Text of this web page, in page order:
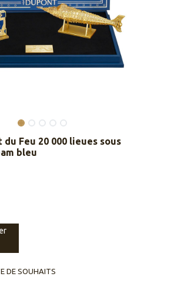
Feu 20 000 lieues sous
bleu
DE SOUHAITS